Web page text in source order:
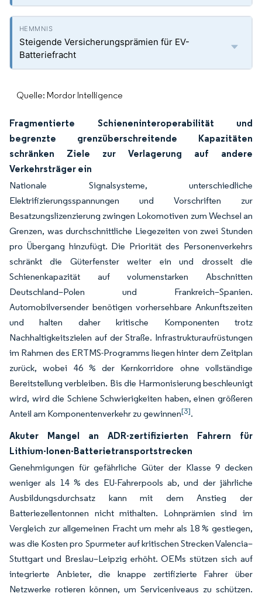
Steigende Versicherungsprämien für EV-
Batteriefracht
Quelle: Mordor Intelligence
Fragmentierte Schieneninteroperabilität und
begrenzte grenzüberschreitende Kapazitäten
schränken Ziele zur Verlagerung auf andere
Verkehrsträger ein
Nationale Signalsysteme, unterschiedliche
Elektrifizierungsspannungen und Vorschriften zur
Besatzungslizenzierung zwingen Lokomotiven zum Wechsel an
Grenzen, was durchschnittliche Liegezeiten von zwei Stunden
pro Übergang hinzufügt. Die Priorität des Personenverkehrs
schränkt die Güterfenster weiter ein und drosselt die
Schienenkapazität auf volumenstarken Abschnitten
Deutschland–Polen und Frankreich–Spanien.
Automobilversender benötigen vorhersehbare Ankunftszeiten
und halten daher kritische Komponenten trotz
Nachhaltigkeitszielen auf der Straße. Infrastrukturaufrüstungen
im Rahmen des ERTMS-Programms liegen hinter dem Zeitplan
zurück, wobei 46 % der Kernkorridore ohne vollständige
Bereitstellung verbleiben. Bis die Harmonisierung beschleunigt
wird, wird die Schiene Schwierigkeiten haben, einen größeren
Anteil am Komponentenverkehr zu gewinnen[3].
Akuter Mangel an ADR-zertifizierten Fahrern für
Lithium-Ionen-Batterietransportstrecken
Genehmigungen für gefährliche Güter der Klasse 9 decken
weniger als 14 % des EU-Fahrerpools ab, und der jährliche
Ausbildungsdurchsatz kann mit dem Anstieg der
Batteriezellentonnen nicht mithalten. Lohnprämien sind im
Vergleich zur allgemeinen Fracht um mehr als 18 % gestiegen,
was die Kosten pro Spurmeter auf kritischen Strecken Valencia–
Stuttgart und Breslau–Leipzig erhöht. OEMs stützen sich auf
integrierte Anbieter, die knappe zertifizierte Fahrer über
Netzwerke rotieren können, um Serviceniveaus zu schützen.